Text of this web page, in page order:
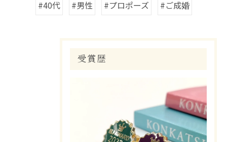
#40代 #男性 #プロポーズ #ご成婚
受賞歴